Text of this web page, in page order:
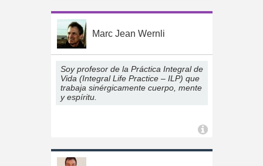
Marc Jean Wernli
Soy profesor de la Práctica Integral de
Vida (Integral Life Practice – ILP) que
trabaja sinérgicamente cuerpo, mente
y espíritu.